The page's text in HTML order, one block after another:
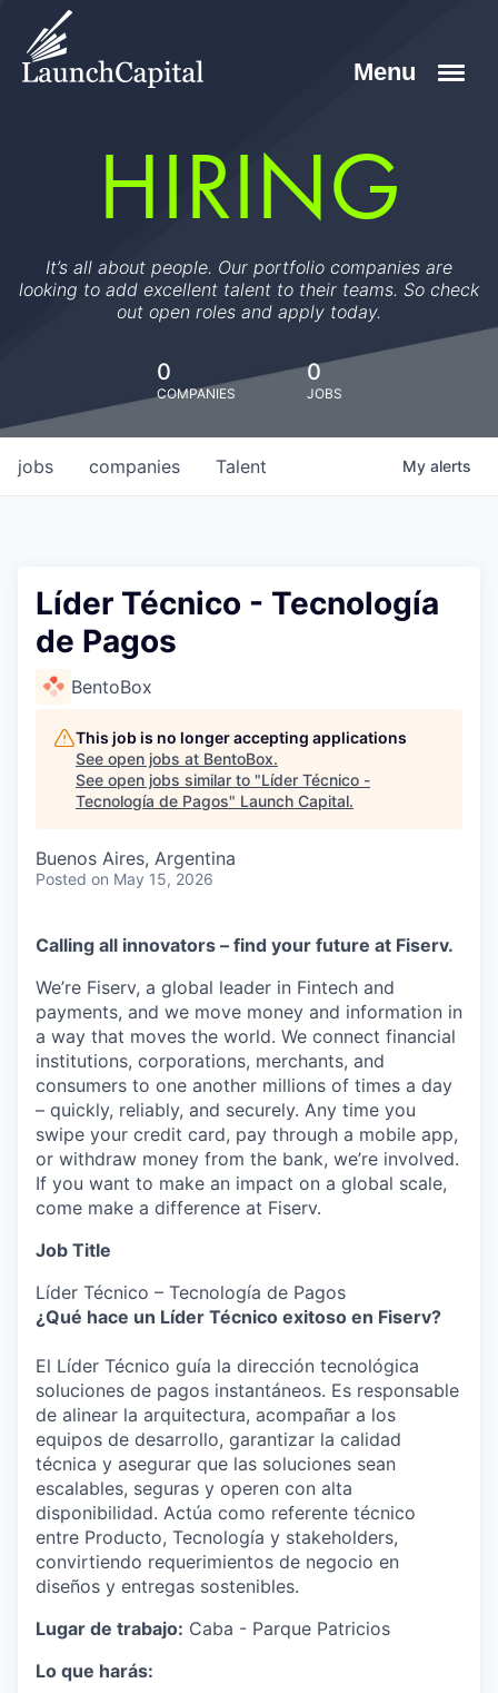
HIRING
It’s all about people. Our portfolio companies are
looking to add excellent talent to their teams. So check
out open roles and apply today.
0
COMPANIES
0
JOBS
jobs companies Talent My alerts
Líder Técnico - Tecnología
de Pagos
BentoBox
This job is no longer accepting applications
See open jobs at BentoBox.
See open jobs similar to "Líder Técnico -
Tecnología de Pagos" Launch Capital.
Buenos Aires, Argentina
Posted on May 15, 2026
Calling all innovators – find your future at Fiserv.
We’re Fiserv, a global leader in Fintech and
payments, and we move money and information in
a way that moves the world. We connect financial
institutions, corporations, merchants, and
consumers to one another millions of times a day
– quickly, reliably, and securely. Any time you
swipe your credit card, pay through a mobile app,
or withdraw money from the bank, we’re involved.
If you want to make an impact on a global scale,
come make a difference at Fiserv.
Job Title
Líder Técnico – Tecnología de Pagos
¿Qué hace un Líder Técnico exitoso en Fiserv?
El Líder Técnico guía la dirección tecnológica
soluciones de pagos instantáneos. Es responsable
de alinear la arquitectura, acompañar a los
equipos de desarrollo, garantizar la calidad
técnica y asegurar que las soluciones sean
escalables, seguras y operen con alta
disponibilidad. Actúa como referente técnico
entre Producto, Tecnología y stakeholders,
convirtiendo requerimientos de negocio en
diseños y entregas sostenibles.
Lugar de trabajo: Caba - Parque Patricios
Lo que harás: